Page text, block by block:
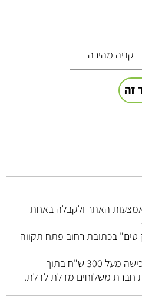
קניה מהירה
זה
האתר ולקבלה באחת
פתח תקווה
2.משלוח עד הבית חינם ברכישה מעל 300 ש"ח בתוך
חברת משלוחים מדלת לדלת.